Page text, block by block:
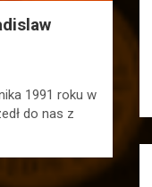
1991 roku w
do nas z